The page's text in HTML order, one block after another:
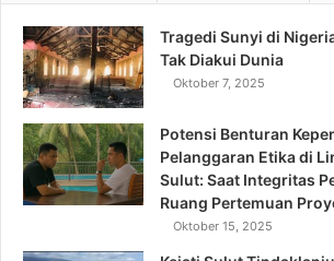
Tragedi Sunyi di
Tak Diakui Dunia
Oktober 7, 2025
Potensi Benturan
Pelanggaran Etika di
Sulut: Saat Integritas
Ruang Pertemuan
Oktober 15, 2025